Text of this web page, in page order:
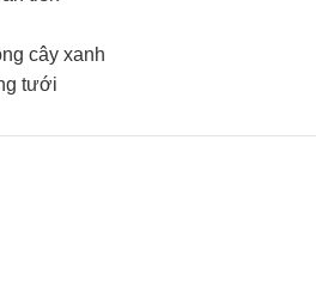
cây xanh
tưới